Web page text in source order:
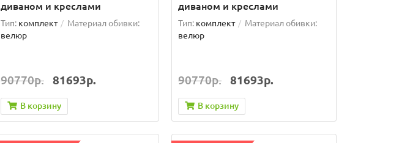
диваном и креслами
Тип: комплект
Материал обивки:
велюр
90770р. 81693р.
В корзину
диваном и креслами
Тип: комплект
Материал обивки:
велюр
90770р. 81693р.
В корзину